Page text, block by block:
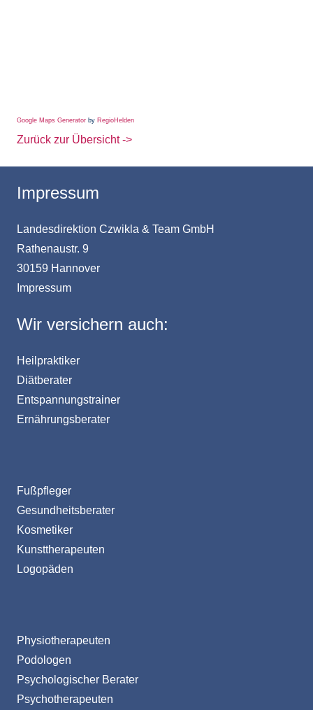
Google Maps Generator by RegioHelden
Zurück zur Übersicht ->
Impressum
Landesdirektion Czwikla & Team GmbH
Rathenaustr. 9
30159 Hannover
Impressum
Wir versichern auch:
Heilpraktiker
Diätberater
Entspannungstrainer
Ernährungsberater
Fußpfleger
Gesundheitsberater
Kosmetiker
Kunsttherapeuten
Logopäden
Physiotherapeuten
Podologen
Psychologischer Berater
Psychotherapeuten